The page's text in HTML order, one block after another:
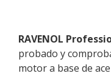
RAVENOL
probado y
motor a base de